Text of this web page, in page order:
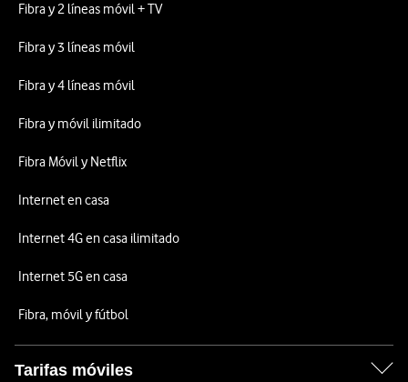
Fibra y 2 líneas móvil + TV
Fibra y 3 líneas móvil
Fibra y 4 líneas móvil
Fibra y móvil ilimitado
Fibra Móvil y Netflix
Internet en casa
Internet 4G en casa ilimitado
Internet 5G en casa
Fibra, móvil y fútbol
Tarifas móviles